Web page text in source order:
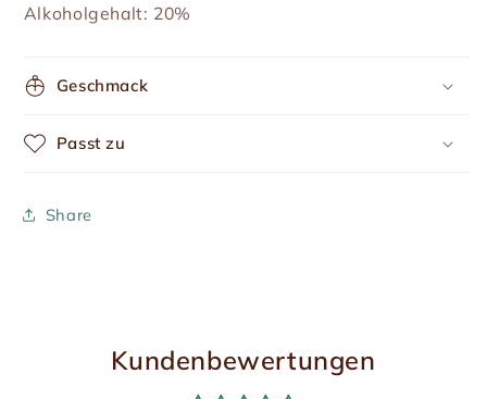
Alkoholgehalt: 20%
Geschmack
Passt zu
Share
Kundenbewertungen